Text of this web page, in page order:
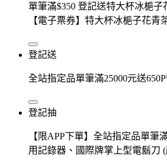
單筆滿$350 登記送特大杯冰梔子
【電子票券】特大杯冰梔子花青
登記送
全站指定品單筆滿25000元送
登記抽
【限APP下單】全站指定品單筆
用記錄器、國際牌掌上型電鬍刀